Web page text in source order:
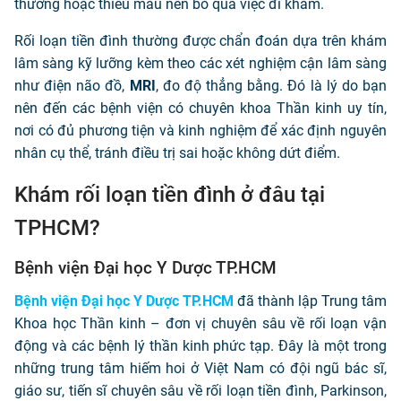
thường hoặc thiếu máu nên bỏ qua việc đi khám.
Rối loạn tiền đình thường được chẩn đoán dựa trên khám
lâm sàng kỹ lưỡng kèm theo các xét nghiệm cận lâm sàng
như điện não đồ, MRI, đo độ thẳng bằng. Đó là lý do bạn
nên đến các bệnh viện có chuyên khoa Thần kinh uy tín,
nơi có đủ phương tiện và kinh nghiệm để xác định nguyên
nhân cụ thể, tránh điều trị sai hoặc không dứt điểm.
Khám rối loạn tiền đình ở đâu tại
TPHCM?
Bệnh viện Đại học Y Dược TP.HCM
Bệnh viện Đại học Y Dược TP.HCM đã thành lập Trung tâm
Khoa học Thần kinh – đơn vị chuyên sâu về rối loạn vận
động và các bệnh lý thần kinh phức tạp. Đây là một trong
những trung tâm hiếm hoi ở Việt Nam có đội ngũ bác sĩ,
giáo sư, tiến sĩ chuyên sâu về rối loạn tiền đình, Parkinson,